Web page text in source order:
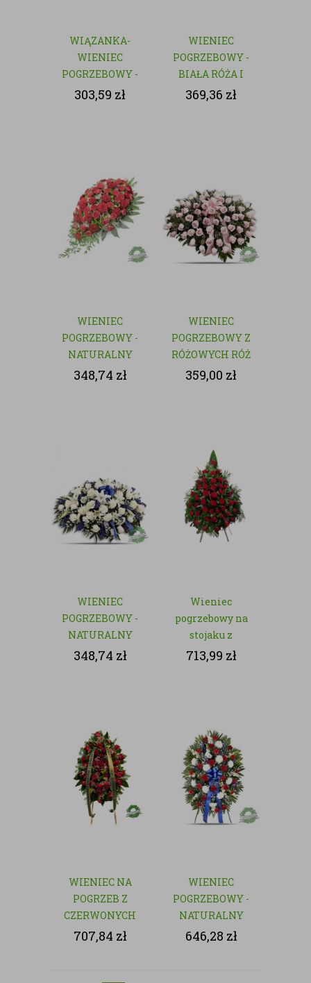
WIĄZANKA-
WIENIEC
POGRZEBOWY -
NATURALNY
303,59 zł
WIENIEC
POGRZEBOWY -
BIAŁA RÓŻA I
GOŹDZIK
369,36 zł
WIENIEC
POGRZEBOWY -
NATURALNY
348,74 zł
WIENIEC
POGRZEBOWY Z
RÓŻOWYCH RÓŻ
- NATURALNY
359,00 zł
WIENIEC
POGRZEBOWY -
NATURALNY
348,74 zł
Wieniec
pogrzebowy na
stojaku z
czerwonych róż
713,99 zł
WIENIEC NA
POGRZEB Z
CZERWONYCH
RÓŻ
707,84 zł
WIENIEC
POGRZEBOWY -
NATURALNY
646,28 zł